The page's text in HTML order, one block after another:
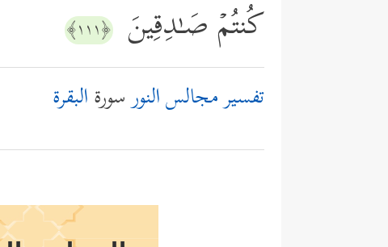
كُنتُمۡ صَـٰدِقِینَ ﴿١١١﴾
تفسير مجالس النورسورةالبقرة